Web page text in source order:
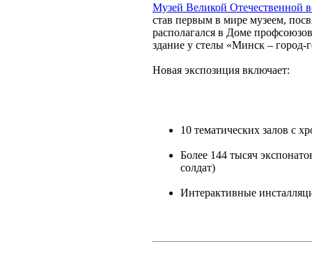
Музей Великой Отечественной
став первым в мире музеем,
располагался в Доме
здание у стелы «Минск – город-
Новая экспозиция включает:
10 тематических залов с
Более 144 тысяч
солдат)
Интерактивные